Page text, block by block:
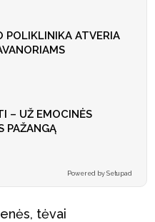
POLIKLINIKA ATVERIA
– UŽ EMOCINĖS
PAŽANGĄ
Powered by Setupad
tėvai